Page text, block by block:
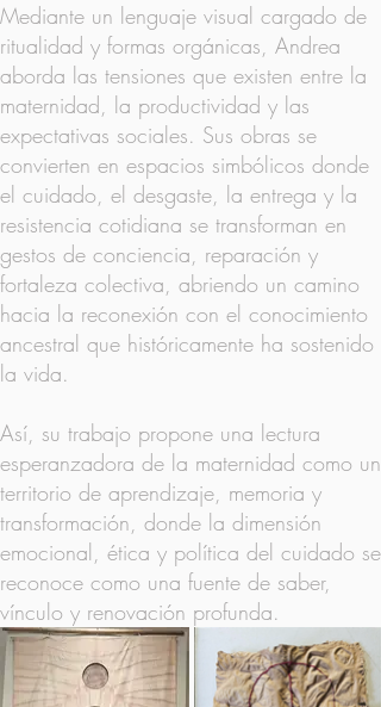
Mediante un lenguaje visual cargado de
ritualidad y formas orgánicas, Andrea
aborda las tensiones que existen entre la
maternidad, la productividad y las
expectativas sociales. Sus obras se
convierten en espacios simbólicos donde
el cuidado, el desgaste, la entrega y la
resistencia cotidiana se transforman en
gestos de conciencia, reparación y
fortaleza colectiva, abriendo un camino
hacia la reconexión con el conocimiento
ancestral que históricamente ha sostenido
la vida.
Así, su trabajo propone una lectura
esperanzadora de la maternidad como un
territorio de aprendizaje, memoria y
transformación, donde la dimensión
emocional, ética y política del cuidado se
reconoce como una fuente de saber,
vínculo y renovación profunda.